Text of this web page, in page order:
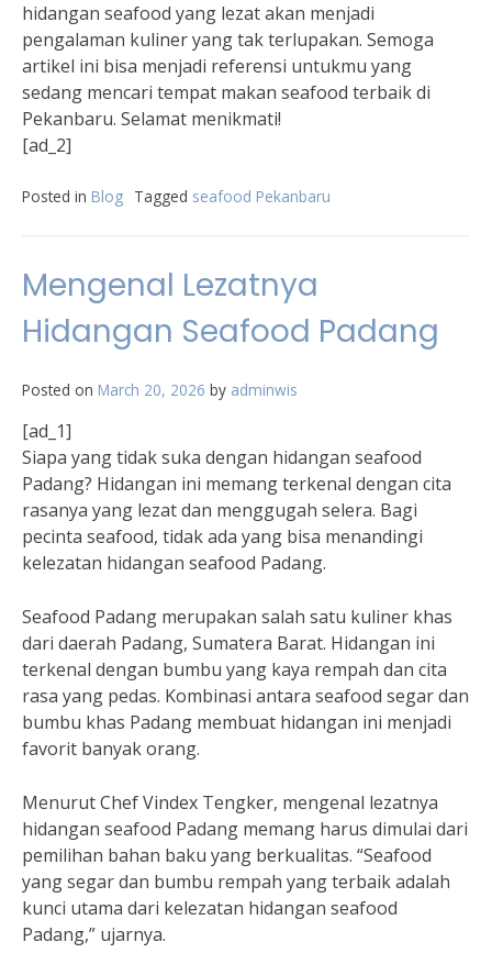
hidangan seafood yang lezat akan menjadi
pengalaman kuliner yang tak terlupakan. Semoga
artikel ini bisa menjadi referensi untukmu yang
sedang mencari tempat makan seafood terbaik di
Pekanbaru. Selamat menikmati!
[ad_2]
Posted in Blog Tagged seafood Pekanbaru
Mengenal Lezatnya
Hidangan Seafood Padang
Posted on March 20, 2026 by adminwis
[ad_1]
Siapa yang tidak suka dengan hidangan seafood
Padang? Hidangan ini memang terkenal dengan cita
rasanya yang lezat dan menggugah selera. Bagi
pecinta seafood, tidak ada yang bisa menandingi
kelezatan hidangan seafood Padang.
Seafood Padang merupakan salah satu kuliner khas
dari daerah Padang, Sumatera Barat. Hidangan ini
terkenal dengan bumbu yang kaya rempah dan cita
rasa yang pedas. Kombinasi antara seafood segar dan
bumbu khas Padang membuat hidangan ini menjadi
favorit banyak orang.
Menurut Chef Vindex Tengker, mengenal lezatnya
hidangan seafood Padang memang harus dimulai dari
pemilihan bahan baku yang berkualitas. “Seafood
yang segar dan bumbu rempah yang terbaik adalah
kunci utama dari kelezatan hidangan seafood
Padang,” ujarnya.